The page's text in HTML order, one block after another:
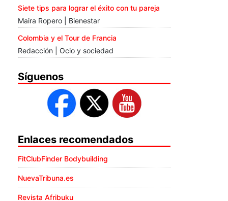
Siete tips para lograr el éxito con tu pareja
Maira Ropero | Bienestar
Colombia y el Tour de Francia
Redacción | Ocio y sociedad
Síguenos
Enlaces recomendados
FitClubFinder Bodybuilding
NuevaTribuna.es
Revista Afribuku